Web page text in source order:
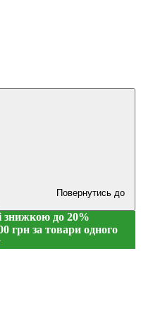
Повернутись до
знижкою до 20%
грн за товари одного